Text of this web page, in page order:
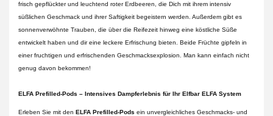
frisch gepflückter und leuchtend roter Erdbeeren, die Dich mit ihrem intensiv
süßlichen Geschmack und ihrer Saftigkeit begeistern werden. Außerdem gibt es
sonnenverwöhnte Trauben, die über die Reifezeit hinweg eine köstliche Süße
entwickelt haben und dir eine leckere Erfrischung bieten. Beide Früchte gipfeln in
einer fruchtigen und erfrischenden Geschmacksexplosion. Man kann einfach nicht
genug davon bekommen!
ELFA Prefilled-Pods – Intensives Dampferlebnis für Ihr Elfbar ELFA System
Erleben Sie mit den ELFA Prefilled-Pods ein unvergleichliches Geschmacks- und